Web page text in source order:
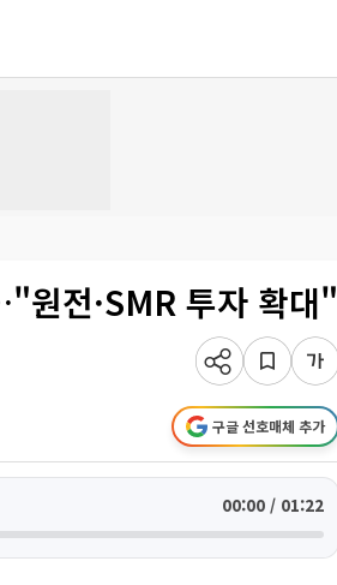
원전·SMR 투자 확대"
구글 선호매체 추가
00:00 / 01:22